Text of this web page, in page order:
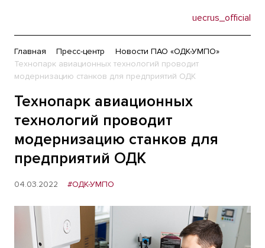
uecrus_official
Главная Пресс-центр
Новости ПАО «ОДК-УМПО»
Технопарк авиационных технологий проводит
модернизацию станков для предприятий ОДК
Технопарк авиационных
технологий проводит
модернизацию станков для
предприятий ОДК
04.03.2022 #ОДК-УМПО